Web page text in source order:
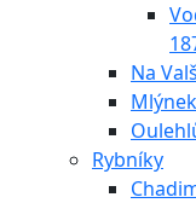
Na
Mlýnek
Rybníky